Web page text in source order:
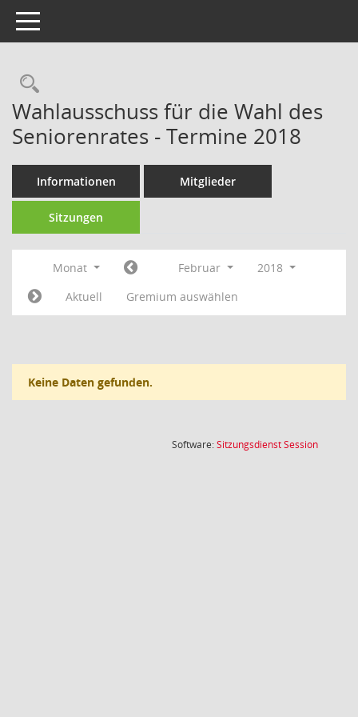
Toggle navigation
Rechercheauswahl
Wahlausschuss für die Wahl des
Seniorenrates - Termine 2018
Informationen Mitglieder
Sitzungen
Monat Februar
2018
Aktuell
Gremium auswählen
Keine Daten gefunden.
Software:SitzungsdienstSession(Wird in